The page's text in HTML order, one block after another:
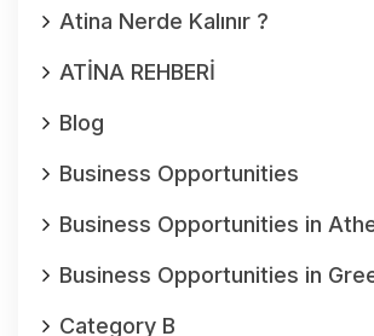
Atina Nerde Kalınır ?
ATİNA REHBERİ
Blog
Business Opportunities
Business Opportunities in
Business Opportunities in
Category B